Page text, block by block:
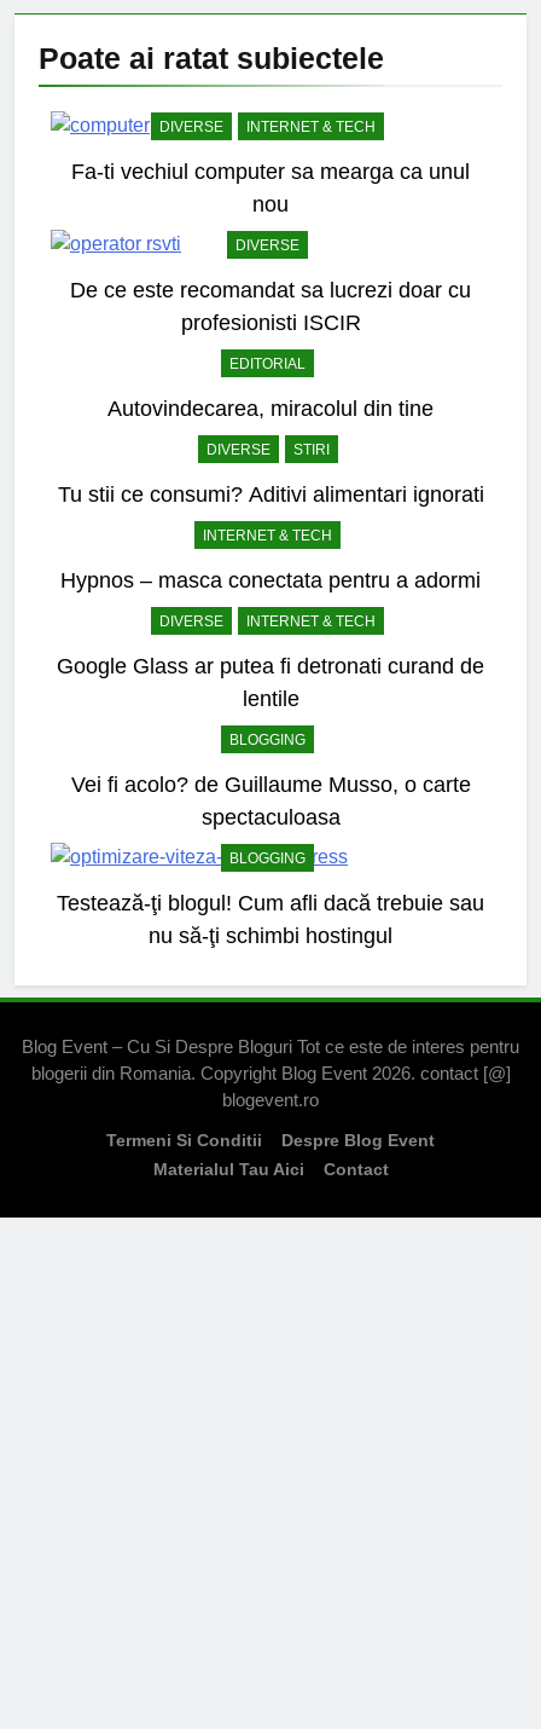
Poate ai ratat subiectele
DIVERSE INTERNET & TECH
Fa-ti vechiul computer sa mearga ca unul
nou
DIVERSE
De ce este recomandat sa lucrezi doar cu
profesionisti ISCIR
EDITORIAL
Autovindecarea, miracolul din tine
DIVERSE STIRI
Tu stii ce consumi? Aditivi alimentari ignorati
INTERNET & TECH
Hypnos – masca conectata pentru a adormi
DIVERSE INTERNET & TECH
Google Glass ar putea fi detronati curand de
lentile
BLOGGING
Vei fi acolo? de Guillaume Musso, o carte
spectaculoasa
BLOGGING
Testează-ţi blogul! Cum afli dacă trebuie sau
nu să-ţi schimbi hostingul
Blog Event – Cu Si Despre Bloguri Tot ce este de interes pentru
blogerii din Romania. Copyright Blog Event 2026. contact [@]
blogevent.ro
Termeni Si Conditii
Despre Blog Event
Materialul Tau Aici
Contact